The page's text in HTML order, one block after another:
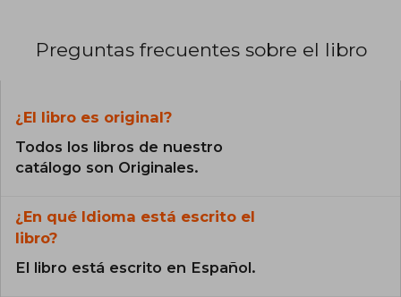
Preguntas frecuentes sobre el libro
¿El libro es original?
Todos los libros de nuestro
catálogo son Originales.
¿En qué Idioma está escrito el
libro?
El libro está escrito en Español.